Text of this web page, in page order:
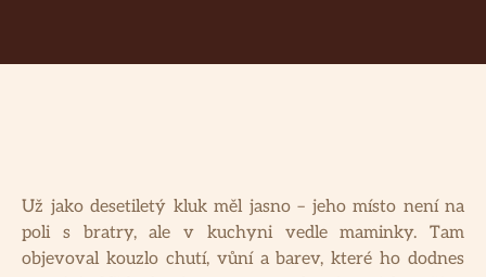
Už jako desetiletý kluk měl jasno – jeho místo není na
poli s bratry, ale v kuchyni vedle maminky. Tam
objevoval kouzlo chutí, vůní a barev, které ho dodnes